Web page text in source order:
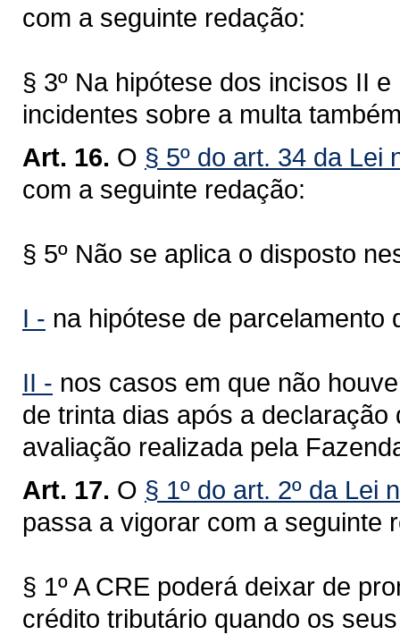
com a seguinte redação:
§ 3º Na hipótese dos incisos II
incidentes sobre a multa
Art. 16. O § 5º do art. 34 da Lei
com a seguinte redação:
§ 5º Não se aplica o disposto
I - na hipótese de parcelamento
II - nos casos em que não
de trinta dias após a
avaliação realizada pela
Art. 17. O § 1º do art. 2º da Lei
passa a vigorar com a seguinte
§ 1º A CRE poderá deixar de
crédito tributário quando os